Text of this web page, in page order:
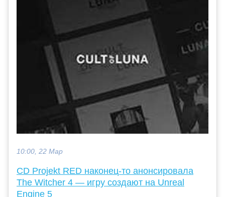
10:00, 22 Мар
CD Projekt RED наконец-то анонсировала
The Witcher 4 — игру создают на Unreal
Engine 5